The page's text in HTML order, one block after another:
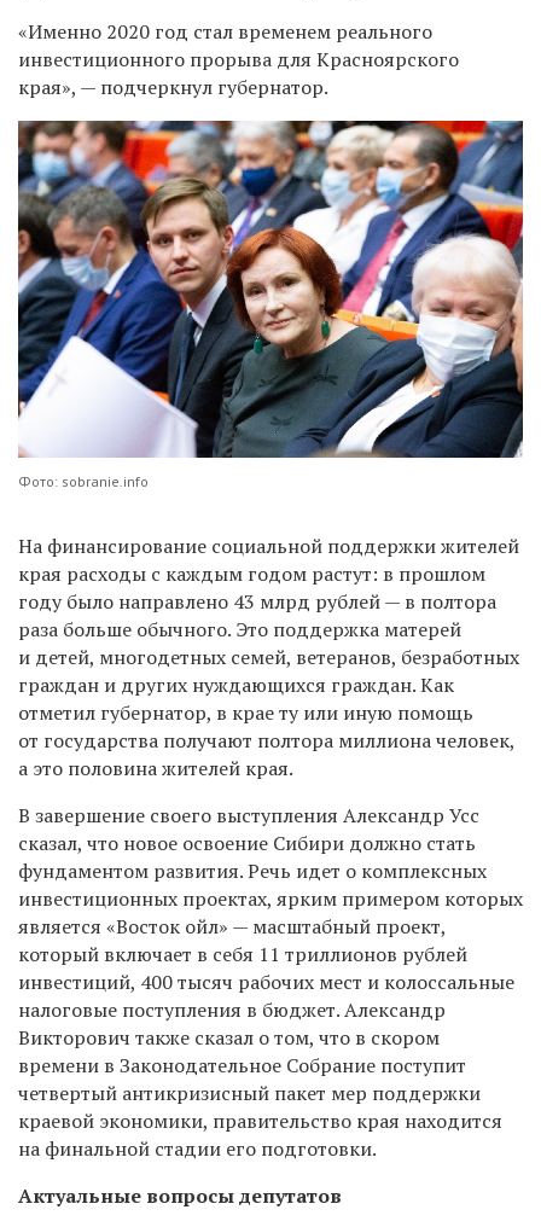
«Именно 2020 год стал временем реального
инвестиционного прорыва для Красноярского
края», — подчеркнул губернатор.
Фото: sobranie.info
На финансирование социальной поддержки жителей
края расходы с каждым годом растут: в прошлом
году было направлено 43 млрд рублей — в полтора
раза больше обычного. Это поддержка матерей
и детей, многодетных семей, ветеранов, безработных
граждан и других нуждающихся граждан. Как
отметил губернатор, в крае ту или иную помощь
от государства получают полтора миллиона человек,
а это половина жителей края.
В завершение своего выступления Александр Усс
сказал, что новое освоение Сибири должно стать
фундаментом развития. Речь идет о комплексных
инвестиционных проектах, ярким примером которых
является «Восток ойл» — масштабный проект,
который включает в себя 11 триллионов рублей
инвестиций, 400 тысяч рабочих мест и колоссальные
налоговые поступления в бюджет. Александр
Викторович также сказал о том, что в скором
времени в Законодательное Собрание поступит
четвертый антикризисный пакет мер поддержки
краевой экономики, правительство края находится
на финальной стадии его подготовки.
Актуальные вопросы депутатов